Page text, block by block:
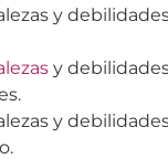
y
y
y